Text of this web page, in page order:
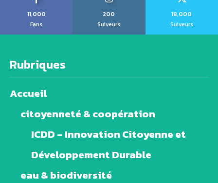
11,000
Fans
200
Suiveurs
18,000
Suiveurs
Rubriques
Accueil
citoyenneté & coopération
ICDD – Innovation Citoyenne et
Développement Durable
eau & biodiversité